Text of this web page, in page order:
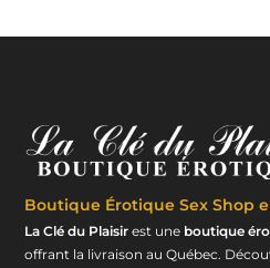
Boutique Érotique Sex Shop
La Clé du Plaisir est une boutique
offrant la livraison au Québec.